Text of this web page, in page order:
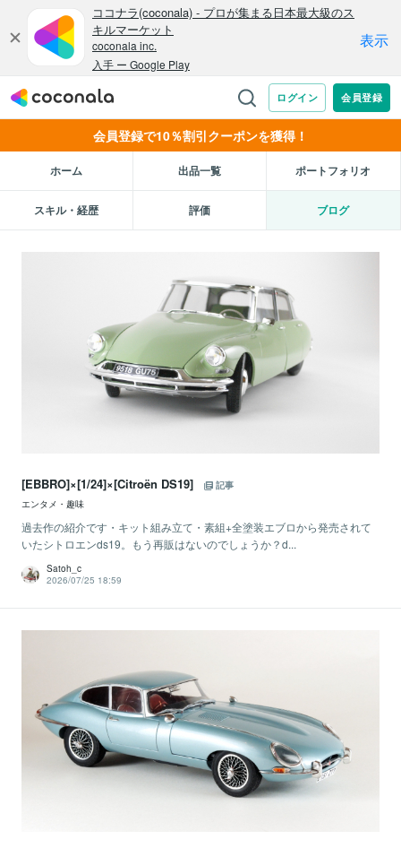
会員登録で10％割引クーポンを獲得！
ホーム 出品一覧 ポートフォリオ
スキル・経歴 評価 ブログ
[EBBRO]×[1/24]×[Citroën DS19]
記事
エンタメ・趣味
過去作の紹介です・キット組み立て・素組+全塗装エブロから発売されて
いたシトロエンds19。もう再販はないのでしょうか？d...
Satoh_c
2026/07/25 18:59